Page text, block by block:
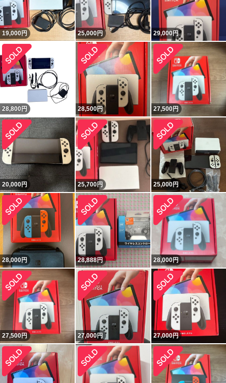
19,000円 25,000円 29,000円
28,800 円 28,500円 27,500円
20,000円 25,700円 25,000円
28,000円 28,888円 28,000円
27,500円 27,000円 27,000円